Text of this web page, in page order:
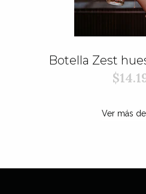
Botella Zest
Ver más